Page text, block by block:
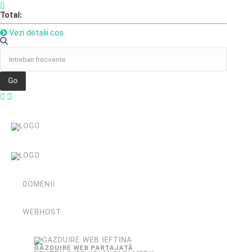
Total:
Vezi detalii cos
DOMENII
WEBHOST
GĂZDUIRE WEB PARTAJATĂ